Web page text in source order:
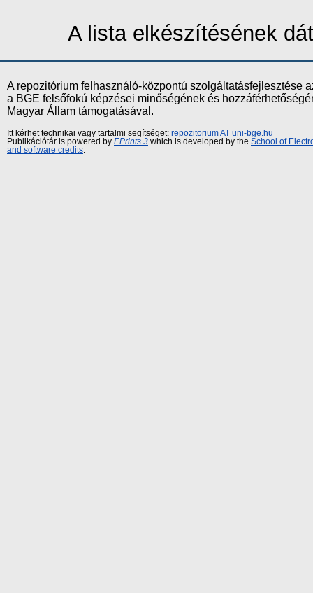
A lista elkészítésének
A repozitórium felhasználó-központú szolgáltatásfejlesztése
a BGE felsőfokú képzései minőségének és
Magyar Állam támogatásával.
Itt kérhet technikai vagy tartalmi segítséget: repozitorium AT uni-bge.hu
Publikációtár is powered by EPrints 3 which is developed by the School of
and software credits